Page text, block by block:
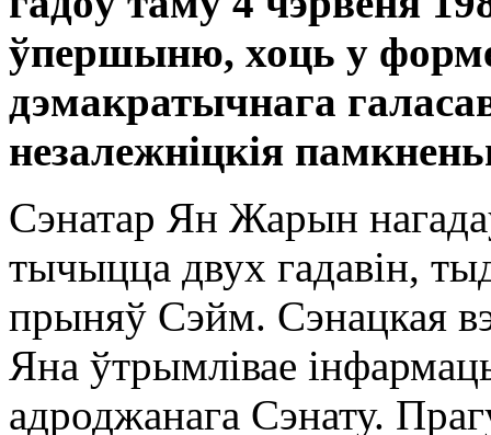
ўпершыню, хоць у
дэмакратычнага
незалежніцкія
Сэнатар Ян Жарын
тычыцца двух гадавін,
прыняў Сэйм. Сэнацкая
Яна ўтрымлівае
адроджанага Сэнату.